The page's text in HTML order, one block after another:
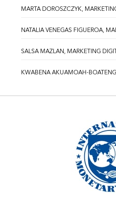
MARTA DOROSZCZYK,
NATALIA VENEGAS FIGUEROA,
SALSA MAZLAN, MARKETING
KWABENA AKUAMOAH-